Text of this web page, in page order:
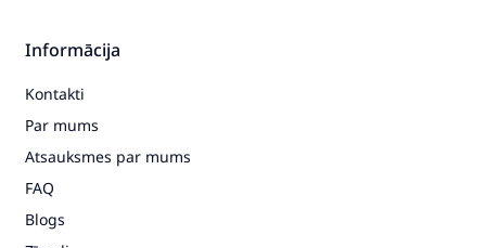
Informācija
Kontakti
Par mums
Atsauksmes par mums
FAQ
Blogs